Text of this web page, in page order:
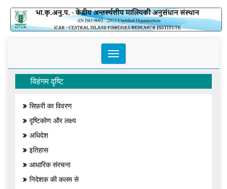
Toggle
navigation
विहंगम दृष्टि
सिफ़री का विवरण
दृष्टिकोण और लक्ष्य
अधिदेश
इतिहास
आधारिक संरचना
निदेशक की कलम से